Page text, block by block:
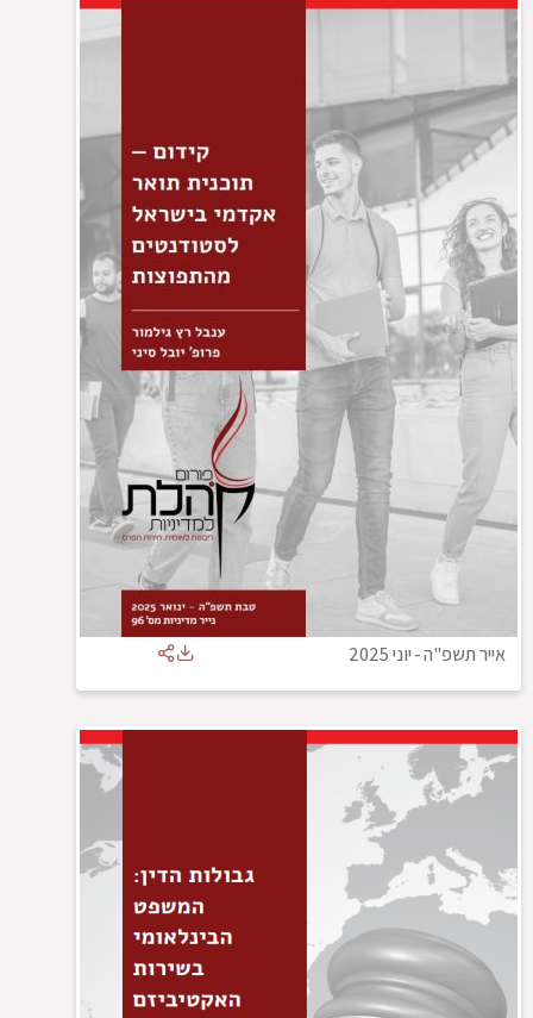
אייר תשפ"ה-יוני 2025